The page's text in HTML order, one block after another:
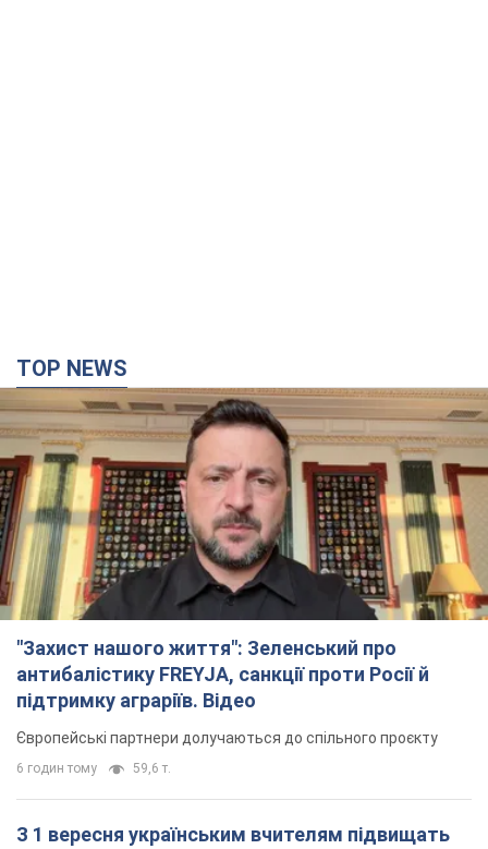
TOP NEWS
"Захист нашого життя": Зеленський про
антибалістику FREYJA, санкції проти Росії й
підтримку аграріїв. Відео
Європейські партнери долучаються до спільного проєкту
6 годин тому 59,6 т.
З 1 вересня українським вчителям підвищать